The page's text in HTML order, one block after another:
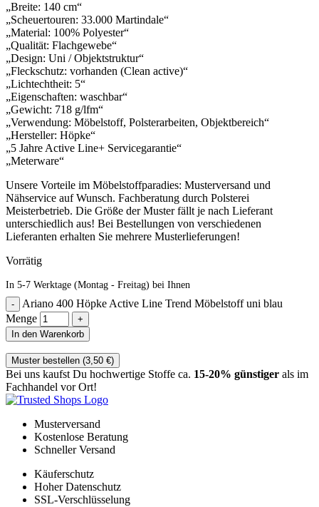
„Breite: 140 cm“
„Scheuertouren: 33.000 Martindale“
„Material: 100% Polyester“
„Qualität: Flachgewebe“
„Design: Uni / Objektstruktur“
„Fleckschutz: vorhanden (Clean active)“
„Lichtechtheit: 5“
„Eigenschaften: waschbar“
„Gewicht: 718 g/lfm“
„Verwendung: Möbelstoff, Polsterarbeiten, Objektbereich“
„Hersteller: Höpke“
„5 Jahre Active Line+ Servicegarantie“
„Meterware“
Unsere Vorteile im Möbelstoffparadies: Musterversand und
Nähservice auf Wunsch. Fachberatung durch Polsterei
Meisterbetrieb. Die Größe der Muster fällt je nach Lieferant
unterschiedlich aus! Bei Bestellungen von verschiedenen
Lieferanten erhalten Sie mehrere Musterlieferungen!
Vorrätig
In 5-7 Werktage (Montag - Freitag) bei Ihnen
Ariano 400 Höpke Active Line Trend Möbelstoff uni blau
Menge
In den Warenkorb
Muster bestellen (3,50 €)
Bei uns kaufst Du hochwertige Stoffe ca. 15-20% günstiger als im
Fachhandel vor Ort!
Musterversand
Kostenlose Beratung
Schneller Versand
Käuferschutz
Hoher Datenschutz
SSL-Verschlüsselung